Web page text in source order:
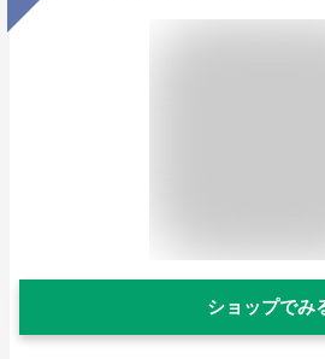
ショップでみ